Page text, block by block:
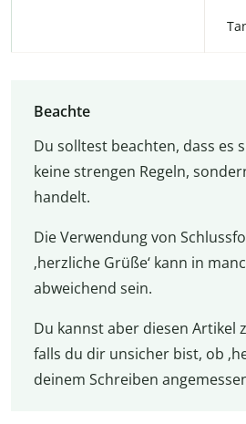
Beachte
Du solltest beachten, dass es
keine strengen Regeln,
handelt.
Die Verwendung von
‚herzliche Grüße‘ kann in
abweichend sein.
Du kannst aber diesen Artikel
falls du dir unsicher bist, ob
deinem Schreiben